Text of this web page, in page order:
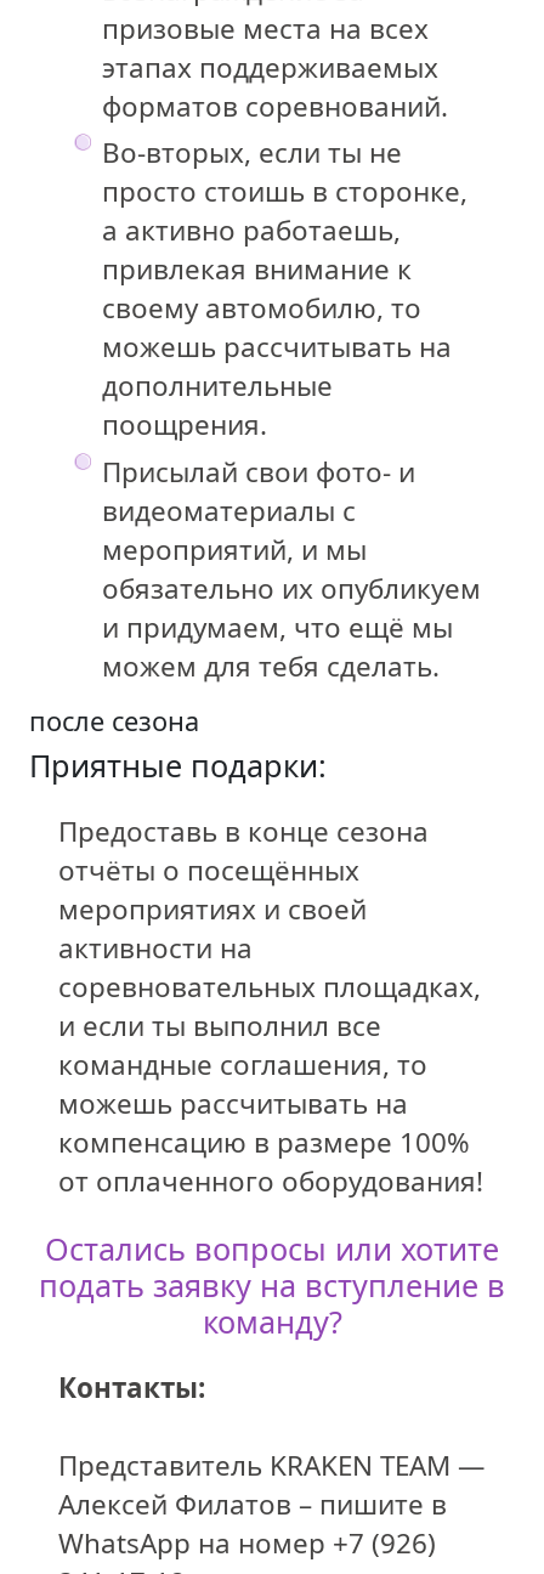
призовые места на всех
этапах поддерживаемых
форматов соревнований.
Во-вторых, если ты не
просто стоишь в сторонке,
а активно работаешь,
привлекая внимание к
своему автомобилю, то
можешь рассчитывать на
дополнительные
поощрения.
Присылай свои фото- и
видеоматериалы с
мероприятий, и мы
обязательно их опубликуем
и придумаем, что ещё мы
можем для тебя сделать.
после сезона
Приятные подарки:
Предоставь в конце сезона
отчёты о посещённых
мероприятиях и своей
активности на
соревновательных площадках,
и если ты выполнил все
командные соглашения, то
можешь рассчитывать на
компенсацию в размере 100%
от оплаченного оборудования!
Остались вопросы или хотите
подать заявку на вступление в
команду?
Контакты:
Представитель KRAKEN TEAM —
Алексей Филатов – пишите в
WhatsApp на номер +7 (926)